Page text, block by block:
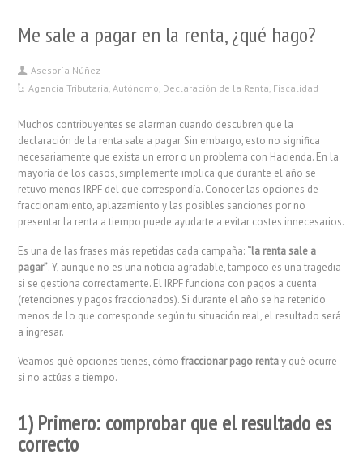
Me sale a pagar en la renta, ¿qué hago?
Asesoría Núñez
Agencia Tributaria,Autónomo, Declaración de la Renta, Fiscalidad
Muchos contribuyentes se alarman cuando descubren que la
declaración de la renta sale a pagar. Sin embargo, esto no significa
necesariamente que exista un error o un problema con Hacienda. En la
mayoría de los casos, simplemente implica que durante el año se
retuvo menos IRPF del que correspondía. Conocer las opciones de
fraccionamiento, aplazamiento y las posibles sanciones por no
presentar la renta a tiempo puede ayudarte a evitar costes innecesarios.
Es una de las frases más repetidas cada campaña: “la renta sale a
pagar”. Y, aunque no es una noticia agradable, tampoco es una tragedia
si se gestiona correctamente. El IRPF funciona con pagos a cuenta
(retenciones y pagos fraccionados). Si durante el año se ha retenido
menos de lo que corresponde según tu situación real, el resultado será
a ingresar.
Veamos qué opciones tienes, cómofraccionar pago rentay qué ocurre
si no actúas a tiempo.
1) Primero: comprobar que el resultado es
correcto